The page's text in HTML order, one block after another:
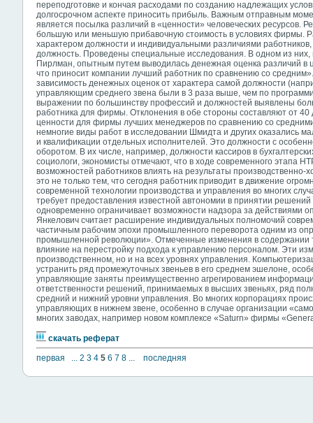
переподготовке и кончая расходами по созданию надлежащих
долгосрочном аспекте приносить прибыль. Важным отправным
является посылка различий в «ценности» человеческих ресурсов.
большую или меньшую прибавочную стоимость в условиях фирмы.
характером должности и индивидуальными различиями
должность. Проведены специальные исследования. В одном из
Пирлман, опытным путем выводилась денежная оценка различий в
что приносит компании лучший работник по сравнению со
зависимость денежных оценок от характера самой должности
управляющим среднего звена были в 3 раза выше, чем по
выражении по большинству профессий и должностей выявлены
работника для фирмы. Отклонения в обе стороны составляют от 40
ценности для фирмы лучших менеджеров по сравнению со
немногие виды работ в исследовании Шмидта и других оказались
и квалификации отдельных исполнителей. Это должности с
оборотом. В их числе, например, должности кассиров в
социологи, экономисты отмечают, что в ходе современного этапа
возможностей работников влиять на результаты производственно-
это не только тем, что сегодня работник приводит в движение
современной технологии производства и управления во многих
требует предоставления известной автономии в принятии
одновременно ограничивает возможности надзора за действиями
Янкелович считает расширение индивидуальных полномочий
частичным рабочим эпохи промышленного переворота одним из
промышленной революции». Отмеченные изменения в содержании
влияние на перестройку подхода к управлению персоналом. Эти
производственном, но и на всех уровнях управления.
устранить ряд промежуточных звеньев в его среднем эшелоне,
управляющие заняты преимущественно агрегированием
ответственности решений, принимаемых в высших звеньях, ряд
средний и нижний уровни управления. Во многих корпорациях
управляющих в нижнем звене, особенно в случае организации
многих заводах, например новом комплексе «Saturn» фирмы
скачать реферат
первая
... 2 3 4 5 6 7 8 ... последняя